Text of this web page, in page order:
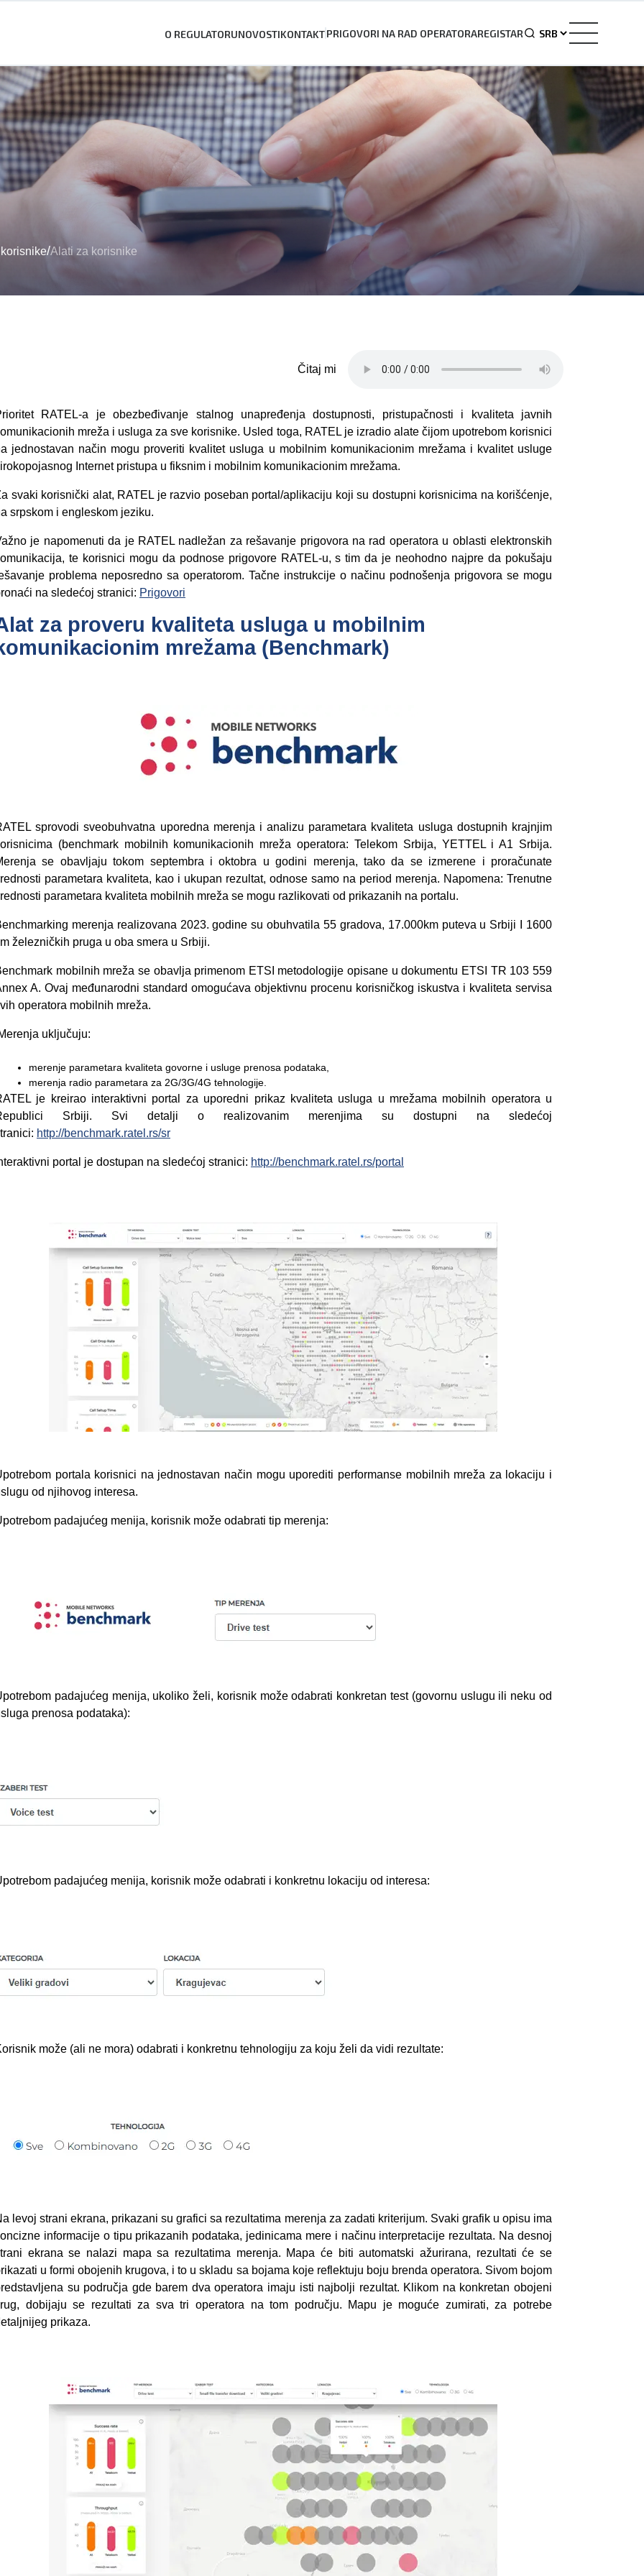
O REGULATORUNOVOSTIKONTAKTPRIGOVORI NA RAD OPERATORAREGISTAR
/Alati za korisnike
Čitaj mi
RATEL-a je obezbeđivanje stalnog unapređenja dostupnosti, pristupačnosti i kvaliteta javnih
mreža i usluga za sve korisnike. Usled toga, RATEL je izradio alate čijom upotrebom korisnici
jednostavan način mogu proveriti kvalitet usluga u mobilnim komunikacionim mrežama i kvalitet usluge
Internet pristupa u fiksnim i mobilnim komunikacionim mrežama.
svaki korisnički alat, RATEL je razvio poseban portal/aplikaciju koji su dostupni korisnicima na korišćenje,
srpskom i engleskom jeziku.
je napomenuti da je RATEL nadležan za rešavanje prigovora na rad operatora u oblasti elektronskih
te korisnici mogu da podnose prigovore RATEL-u, s tim da je neohodno najpre da pokušaju
problema neposredno sa operatorom. Tačne instrukcije o načinu podnošenja prigovora se mogu
na sledećoj stranici: Prigovori
za proveru kvaliteta usluga u mobilnim
mrežama (Benchmark)
sprovodi sveobuhvatna uporedna merenja i analizu parametara kvaliteta usluga dostupnih krajnjim
(benchmark mobilnih komunikacionih mreža operatora: Telekom Srbija, YETTEL i A1 Srbija.
se obavljaju tokom septembra i oktobra u godini merenja, tako da se izmerene i proračunate
parametara kvaliteta, kao i ukupan rezultat, odnose samo na period merenja. Napomena: Trenutne
parametara kvaliteta mobilnih mreža se mogu razlikovati od prikazanih na portalu.
merenja realizovana 2023. godine su obuhvatila 55 gradova, 17.000km puteva u Srbiji I 1600
železničkih pruga u oba smera u Srbiji.
mobilnih mreža se obavlja primenom ETSI metodologije opisane u dokumentu ETSI TR 103 559
A. Ovaj međunarodni standard omogućava objektivnu procenu korisničkog iskustva i kvaliteta servisa
operatora mobilnih mreža.
uključuju:
merenje parametara kvaliteta govorne i usluge prenosa podataka,
merenja radio parametara za 2G/3G/4G tehnologije.
je kreirao interaktivni portal za uporedni prikaz kvaliteta usluga u mrežama mobilnih operatora u
Srbiji. Svi detalji o realizovanim merenjima su dostupni na sledećoj
http://benchmark.ratel.rs/sr
portal je dostupan na sledećoj stranici: http://benchmark.ratel.rs/portal
portala korisnici na jednostavan način mogu uporediti performanse mobilnih mreža za lokaciju i
od njihovog interesa.
padajućeg menija, korisnik može odabrati tip merenja:
padajućeg menija, ukoliko želi, korisnik može odabrati konkretan test (govornu uslugu ili neku od
prenosa podataka):
padajućeg menija, korisnik može odabrati i konkretnu lokaciju od interesa:
može (ali ne mora) odabrati i konkretnu tehnologiju za koju želi da vidi rezultate:
levoj strani ekrana, prikazani su grafici sa rezultatima merenja za zadati kriterijum. Svaki grafik u opisu ima
informacije o tipu prikazanih podataka, jedinicama mere i načinu interpretacije rezultata. Na desnoj
ekrana se nalazi mapa sa rezultatima merenja. Mapa će biti automatski ažurirana, rezultati će se
u formi obojenih krugova, i to u skladu sa bojama koje reflektuju boju brenda operatora. Sivom bojom
su područja gde barem dva operatora imaju isti najbolji rezultat. Klikom na konkretan obojeni
dobijaju se rezultati za sva tri operatora na tom području. Mapu je moguće zumirati, za potrebe
prikaza.